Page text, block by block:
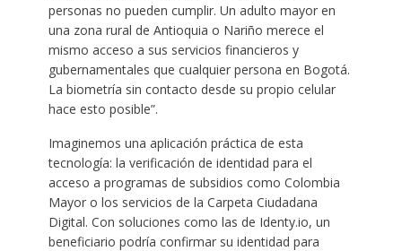
personas no pueden cumplir. Un adulto mayor en
una zona rural de Antioquia o Nariño merece el
mismo acceso a sus servicios financieros y
gubernamentales que cualquier persona en Bogotá.
La biometría sin contacto desde su propio celular
hace esto posible”.
Imaginemos una aplicación práctica de esta
tecnología: la verificación de identidad para el
acceso a programas de subsidios como Colombia
Mayor o los servicios de la Carpeta Ciudadana
Digital. Con soluciones como las de Identy.io, un
beneficiario podría confirmar su identidad para